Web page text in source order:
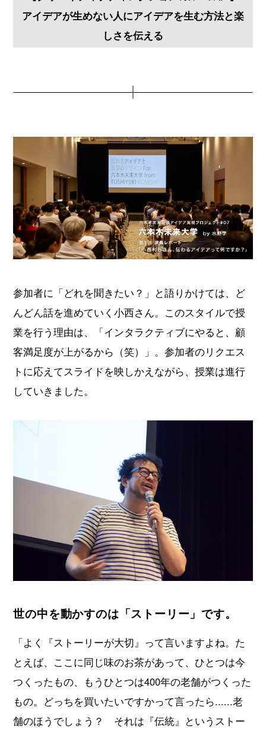
アイデアが生めない人にアイデアを生む方法と楽
しさを伝える
参加者に「どれを聞きたい？」と語りかけては、ど
んどん話を進めていく小西さん。このスタイルで授
業を行う理由は、「インタラクティブにやると、顧
客満足度が上がるから（笑）」。参加者のリクエス
トに応えてスライドを映しかえながら、授業は進行
していきました。
世の中を動かすのは「ストーリー」です。
「よく『ストーリーが大切』って言いますよね。た
とえば、ここに同じ味のお茶があって、ひとつは今
つくったもの、もうひとつは400年の老舗がつくった
もの。どっちを買いたいですかって言ったら......老
舗のほうでしょう？ それは『伝統』というストー